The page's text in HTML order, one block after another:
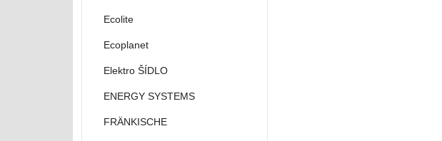
Ecolite
Ecoplanet
Elektro ŠÍDLO
ENERGY SYSTEMS
FRÄNKISCHE